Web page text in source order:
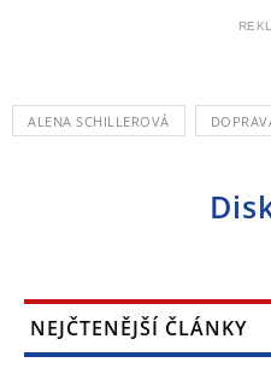
ALENA SCHILLEROVÁ
NEJČTENĚJŠÍ ČLÁNKY